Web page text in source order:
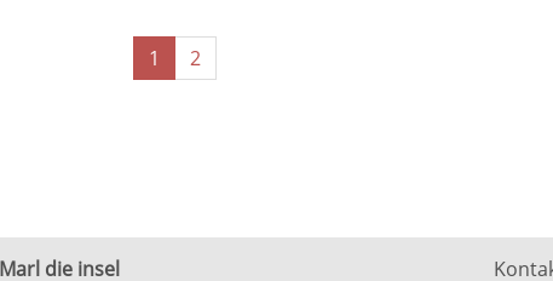
Seiten
blättern
1 2
die insel